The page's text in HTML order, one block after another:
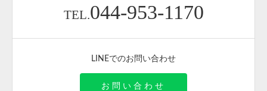
TEL.044-953-1170
LINEでのお問い合わせ
お問い合わせ